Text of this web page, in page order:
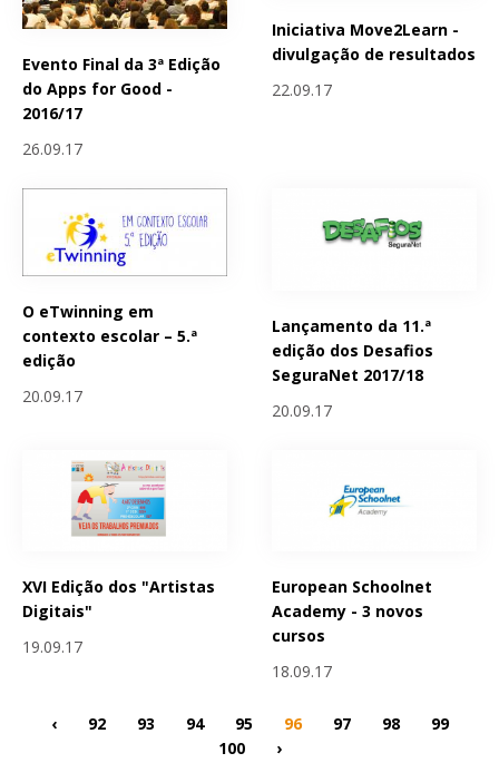
Evento Final da 3ª Edição
do Apps for Good -
2016/17
26.09.17
Iniciativa Move2Learn -
divulgação de resultados
22.09.17
O eTwinning em
contexto escolar – 5.ª
edição
20.09.17
Lançamento da 11.ª
edição dos Desafios
SeguraNet 2017/18
20.09.17
XVI Edição dos "Artistas
Digitais"
19.09.17
European Schoolnet
Academy - 3 novos
cursos
18.09.17
‹ 92 93 94 95 96 97 98
99
100
›